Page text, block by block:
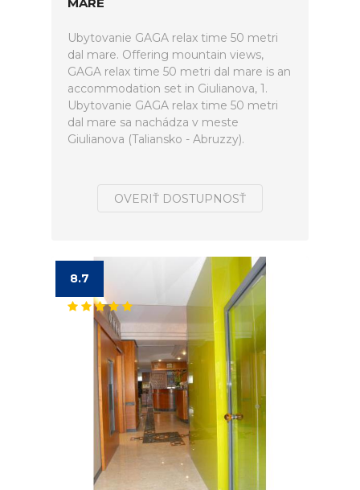
Ubytovanie GAGA relax time 50 metri
dal mare. Offering mountain views,
GAGA relax time 50 metri dal mare is an
accommodation set in Giulianova, 1.
Ubytovanie GAGA relax time 50 metri
dal mare sa nachádza v meste
Giulianova (Taliansko - Abruzzy).
OVERIŤ DOSTUPNOSŤ
8.7